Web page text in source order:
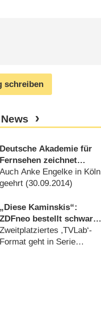
schreiben
Deutsche Akademie für
Fernsehen zeichnet
„Spreewaldkrimi“ und
„Weissensee“ aus
Auch Anke Engelke in Köln
geehrt (30.09.2014)
„Diese Kaminskis“:
ZDFneo bestellt schwarze
Comedy
Zweitplatziertes ‚TVLab‘-
Format geht in Serie